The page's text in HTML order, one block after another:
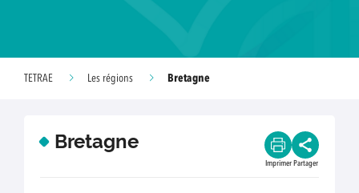
TETRAE Les régions Bretagne
Bretagne
Imprimer Partager